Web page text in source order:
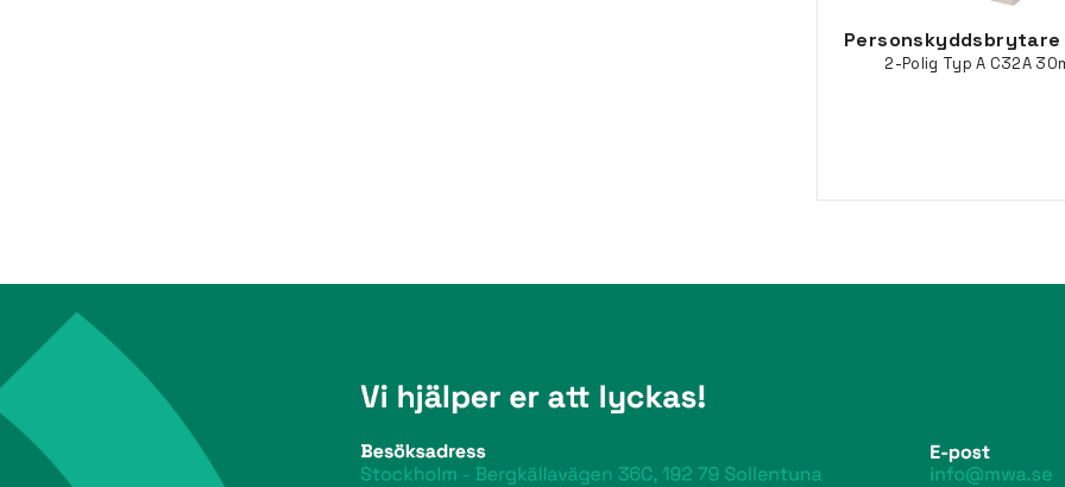
Personskyddsbrytare
2-Polig Typ A C32A